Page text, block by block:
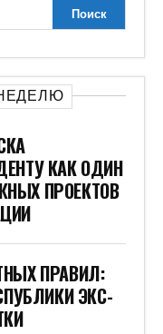
КАК ОДИН
ПРОЕКТОВ
ПРАВИЛ:
ЭКС-